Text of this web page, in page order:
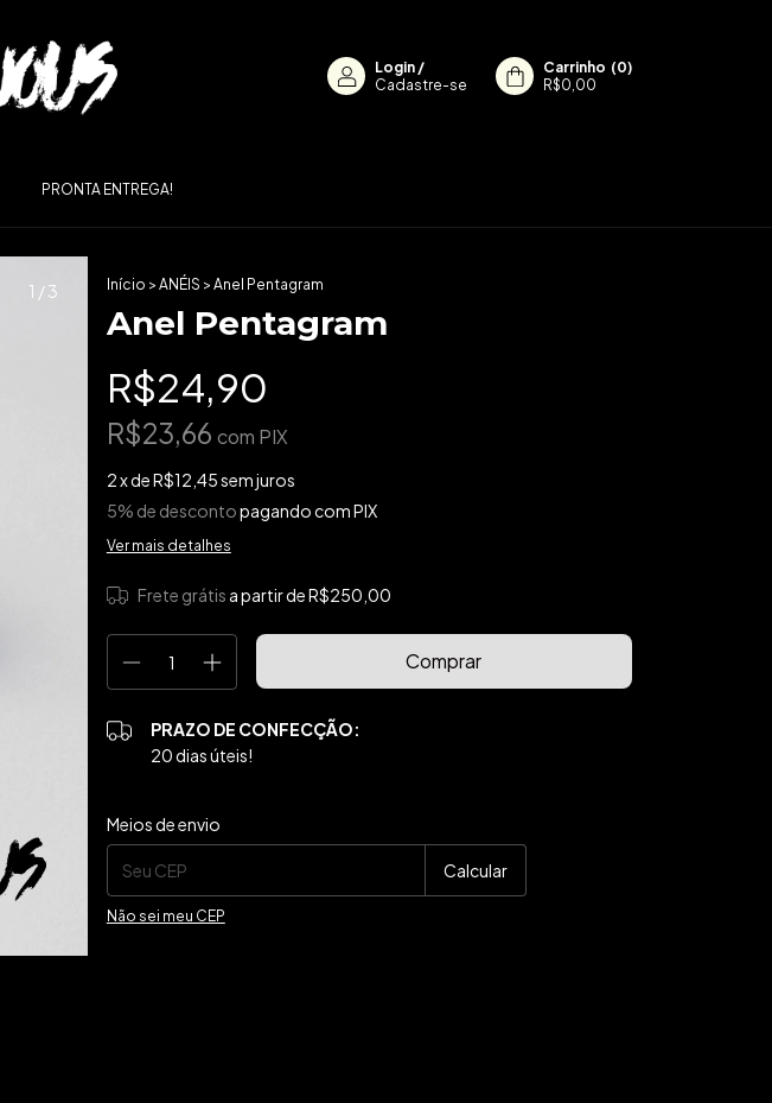
Login /
Cadastre-se
Carrinho (0)
R$0,00
PRONTA ENTREGA!
1 /3 Início > ANÉIS > Anel Pentagram
Anel Pentagram
R$24,90
R$23,66 com PIX
2x deR$12,45sem juros
5% de descontopagando com PIX
Ver mais detalhes
Frete grátis a partir deR$250,00
PRAZO DE CONFECÇÃO:
20 dias úteis!
Entregas para o CEP:
Meios de envio
Calcular
Não sei meu CEP